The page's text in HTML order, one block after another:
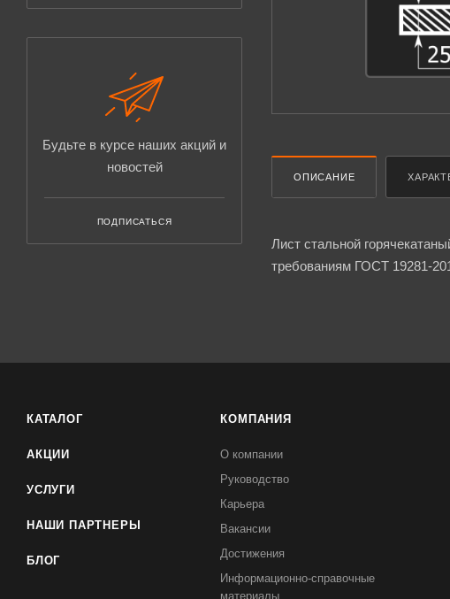
ОПИСАНИЕ
Лист стальной
требованиям ГОСТ 19281-
Будьте в курсе наших акций и
новостей
ПОДПИСАТЬСЯ
КАТАЛОГ
АКЦИИ
УСЛУГИ
НАШИ ПАРТНЕРЫ
БЛОГ
КОМПАНИЯ
О компании
Руководство
Карьера
Вакансии
Достижения
Информационно-справочные
материалы